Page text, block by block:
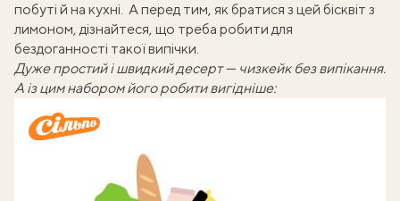
побуті й на кухні. А перед тим, як братися з цей бісквіт з
лимоном, дізнайтеся, що треба робитидля
бездоганності такої випічки.
Дуже простий і швидкий десерт — чизкейк без випікання.
А із цим набором його робити вигідніше: